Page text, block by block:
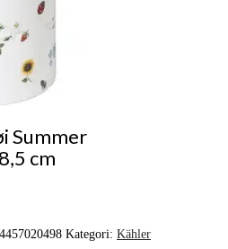
Summer
cm
Kategori: Kähler